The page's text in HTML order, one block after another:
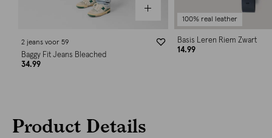
2 jeans voor 59
Baggy Fit Jeans Bleached
34.99
100% real leather
Basis Leren Riem Zwart
14.99
Product Details